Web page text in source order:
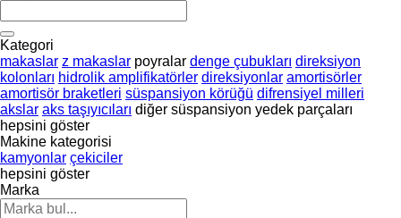
Kategori
makaslar z makaslar poyralar denge çubukları direksiyon
kolonları hidrolik amplifikatörler direksiyonlar amortisörler
amortisör braketleri süspansiyon körüğü difrensiyel milleri
akslar aks taşıyıcıları diğer süspansiyon yedek parçaları
hepsini göster
Makine kategorisi
kamyonlar çekiciler
hepsini göster
Marka